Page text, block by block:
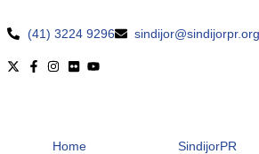
(41) 3224 9296
Home SindijorPR